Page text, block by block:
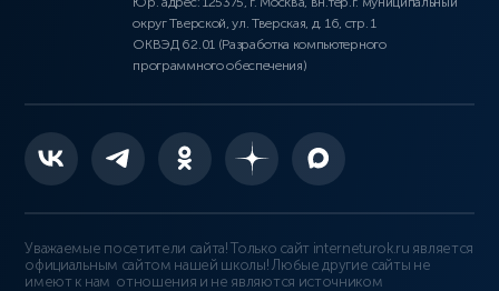
округ Тверской, ул. Тверская, д. 16, стр. 1
ОКВЭД 62.01 (Разработка компьютерного
программного обеспечения)
Уважаемые посетители сайта! Только сайт interneturok.ru является
официальным сайтом нашей школы! Любые другие сайты не
имеют к нам отношения и не являются источником